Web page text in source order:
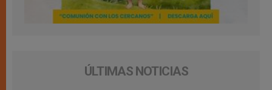
ÚLTIMAS NOTICIAS